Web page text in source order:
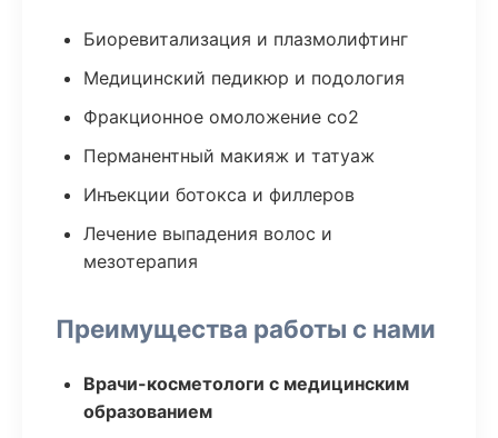
Биоревитализация и плазмолифтинг
Медицинский педикюр и подология
Фракционное омоложение co2
Перманентный макияж и татуаж
Инъекции ботокса и филлеров
Лечение выпадения волос и
мезотерапия
Преимущества работы с нами
Врачи-косметологи с медицинским
образованием